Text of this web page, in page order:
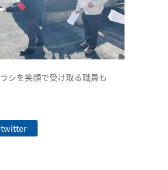
シを笑顔で受け取る職員も
twitter